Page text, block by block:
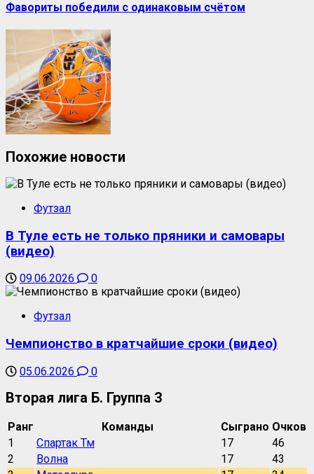
Фавориты победили с одинаковым счётом
Похожие новости
Футзал
В Туле есть не только пряники и самовары
(видео)
09.06.2026 0
Футзал
Чемпионство в кратчайшие сроки (видео)
05.06.2026 0
Вторая лига Б. Группа 3
Ранг Команды Сыграно Очков
1
Спартак Тм 17
46
2
Волна 17
43